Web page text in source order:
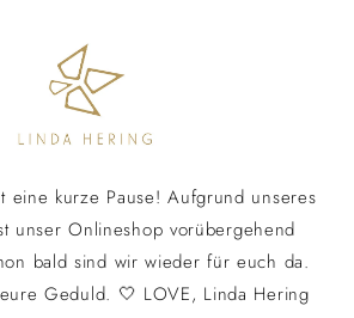
eine kurze Pause! Aufgrund unseres
unser Onlineshop vorübergehend
bald sind wir wieder für euch da.
Geduld. 🤍 LOVE, Linda Hering